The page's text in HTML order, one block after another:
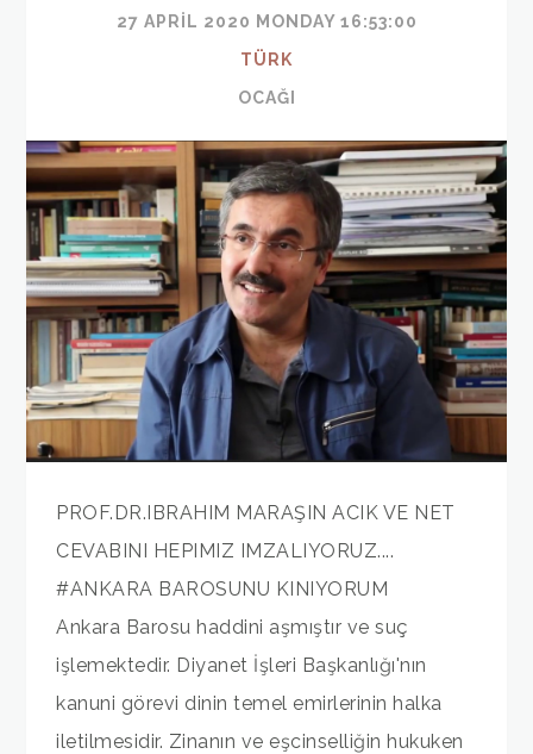
27 APRIL 2020 MONDAY 16:53:00
TÜRK
OCAĞI
PROF.DR.IBRAHIM MARAŞIN ACIK VE NET
CEVABINI HEPIMIZ IMZALIYORUZ....
#ANKARA BAROSUNU KINIYORUM
Ankara Barosu haddini aşmıştır ve suç
işlemektedir. Diyanet İşleri Başkanlığı'nın
kanuni görevi dinin temel emirlerinin halka
iletilmesidir. Zinanın ve eşcinselliğin hukuken